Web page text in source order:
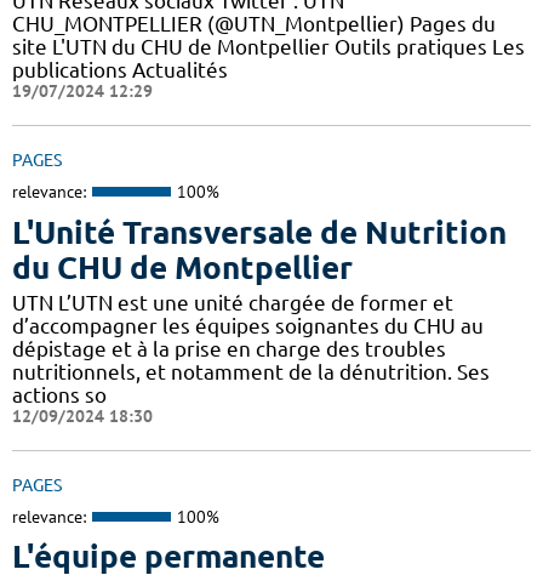
CHU_MONTPELLIER (@UTN_Montpellier) Pages du
site L'UTN du CHU de Montpellier Outils pratiques Les
publications Actualités
19/07/2024 12:29
PAGES
relevance: 100%
L'Unité Transversale de Nutrition
du CHU de Montpellier
UTN L’UTN est une unité chargée de former et
d’accompagner les équipes soignantes du CHU au
dépistage et à la prise en charge des troubles
nutritionnels, et notamment de la dénutrition. Ses
actions so
12/09/2024 18:30
PAGES
relevance: 100%
L'équipe permanente